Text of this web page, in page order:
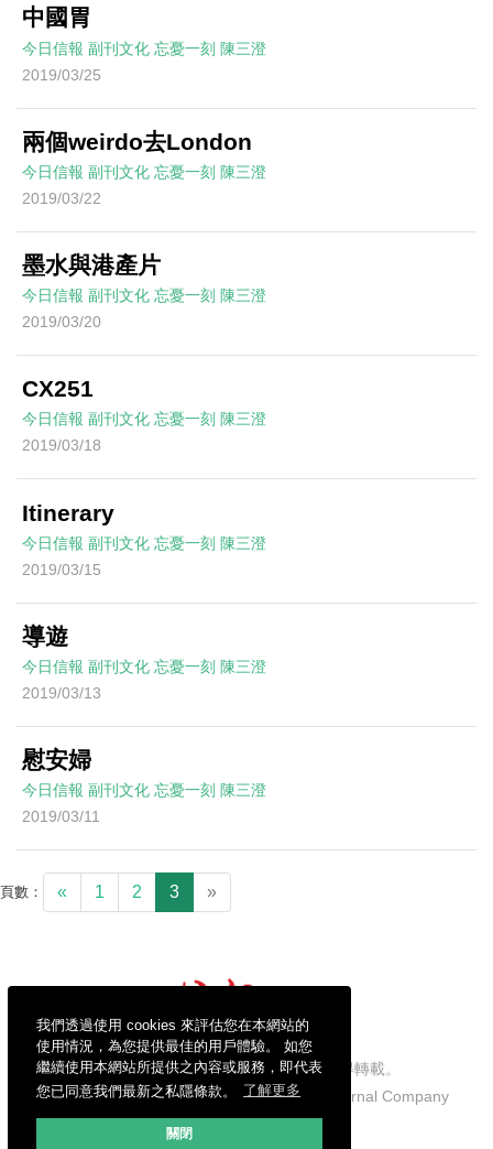
我們透過使用 cookies 來評估您在本網站的
使用情況，為您提供最佳的用戶體驗。 如您
繼續使用本網站所提供之內容或服務，即代表
您已同意我們最新之私隱條款。
了解更多
關閉
中國胃
今日信報 副刊文化 忘憂一刻 陳三澄
2019/03/25
兩個weirdo去London
今日信報 副刊文化 忘憂一刻 陳三澄
2019/03/22
墨水與港產片
今日信報 副刊文化 忘憂一刻 陳三澄
2019/03/20
CX251
今日信報 副刊文化 忘憂一刻 陳三澄
2019/03/18
Itinerary
今日信報 副刊文化 忘憂一刻 陳三澄
2019/03/15
導遊
今日信報 副刊文化 忘憂一刻 陳三澄
2019/03/13
慰安婦
今日信報 副刊文化 忘憂一刻 陳三澄
2019/03/11
頁數： « 1 2 3 »
信報財經新聞有限公司版權所有，不得轉載。
Copyright © 2026 Hong Kong Economic Journal Company
Limited. All rights reserved.